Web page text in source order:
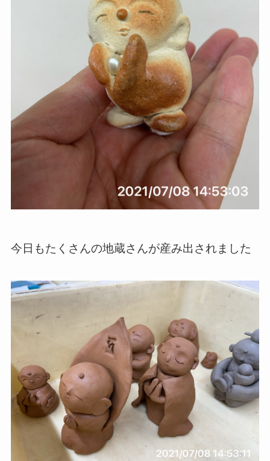
今日もたくさんの地蔵さんが産み出されました